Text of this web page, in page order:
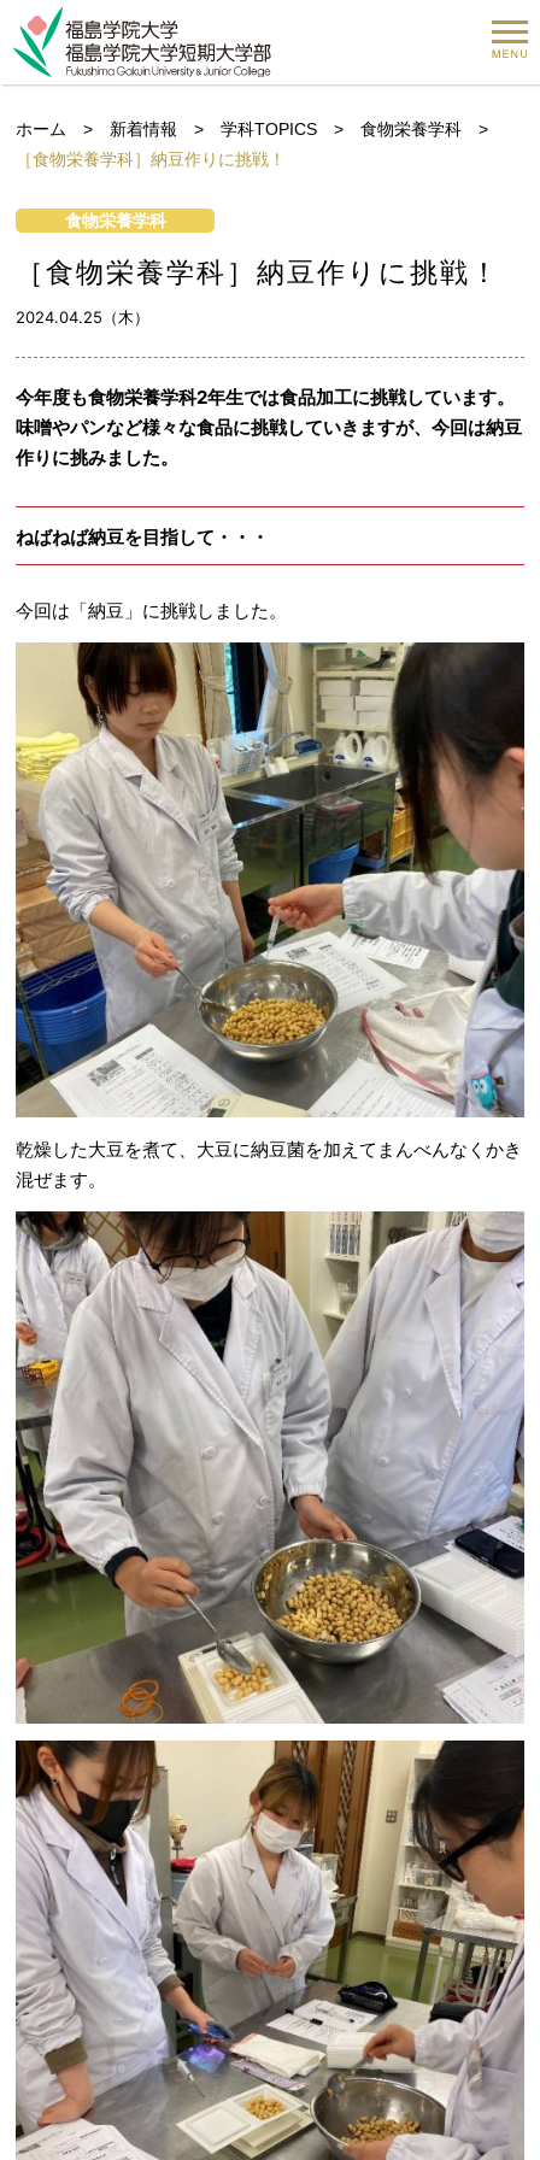
ホーム > 新着情報 >学科TOPICS >食物栄養学科 >
［食物栄養学科］納豆作りに挑戦！
食物栄養学科
［食物栄養学科］納豆作りに挑戦！
2024.04.25（木）
今年度も食物栄養学科2年生では食品加工に挑戦しています。
味噌やパンなど様々な食品に挑戦していきますが、今回は納豆
作りに挑みました。
ねばねば納豆を目指して・・・
今回は「納豆」に挑戦しました。
乾燥した大豆を煮て、大豆に納豆菌を加えてまんべんなくかき
混ぜます。